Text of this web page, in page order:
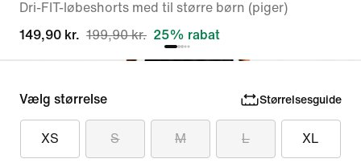
Dri-FIT-løbeshorts med til større børn (piger)
149,90 kr. 199,90 kr. 25% rabat
Vælg størrelse Størrelsesguide
XS S M L XL